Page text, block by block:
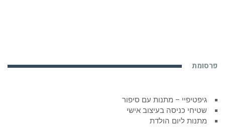
פרסומת
גיפטיפיי – מתנות עם סיפור
שטיחי כניסה בעיצוב אישי
מתנות ליום הולדת